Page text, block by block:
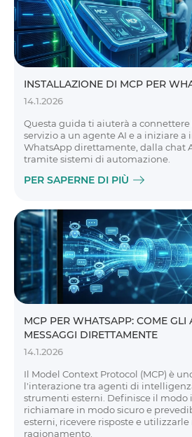
INSTALLAZIONE DI MCP PER
14.1.2026
Questa guida ti aiuterà a connettere
servizio a un agente AI e a iniziare a
WhatsApp direttamente, dalla chat
tramite sistemi di automazione.
PER SAPERNE DI PIÙ
MCP PER WHATSAPP: COME GLI
MESSAGGI DIRETTAMENTE
14.1.2026
Il Model Context Protocol (MCP) è
l'interazione tra agenti di
strumenti esterni. Definisce il modo
richiamare in modo sicuro e
esterni, ricevere risposte e
ragionamento.